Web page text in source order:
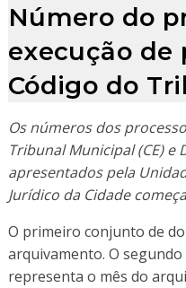
Número do
execução de
Código do
Os números dos
Tribunal Municipal (CE) e
apresentados pela
Jurídico da Cidade
O primeiro conjunto de
arquivamento. O
representa o mês do